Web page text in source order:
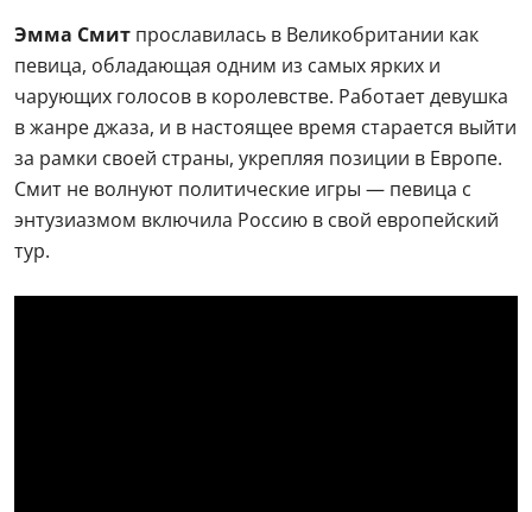
Эмма Смит прославилась в Великобритании как
певица, обладающая одним из самых ярких и
чарующих голосов в королевстве. Работает девушка
в жанре джаза, и в настоящее время старается выйти
за рамки своей страны, укрепляя позиции в Европе.
Смит не волнуют политические игры — певица с
энтузиазмом включила Россию в свой европейский
тур.